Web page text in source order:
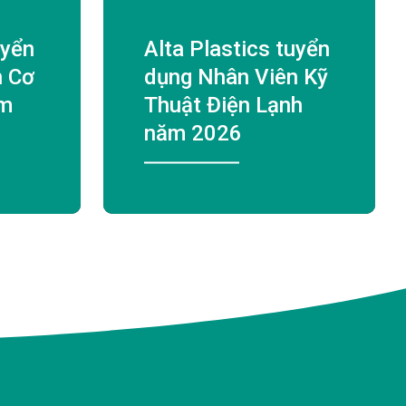
Cơ
Alta Plastics tuyển
dụng Nhân Viên Kỹ
Thuật Điện Lạnh
năm 2026